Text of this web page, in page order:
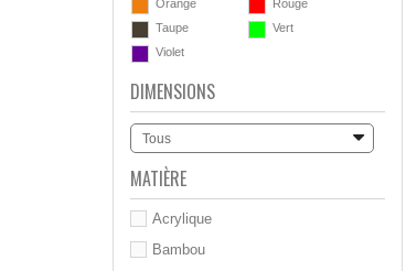
Orange
Rouge
Taupe
Vert
Violet
DIMENSIONS
Tous
MATIÈRE
Acrylique
Bambou